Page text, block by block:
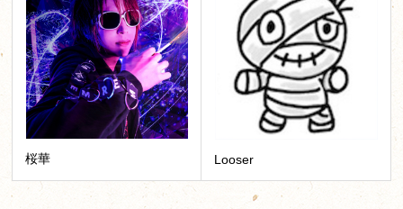
桜華 Looser